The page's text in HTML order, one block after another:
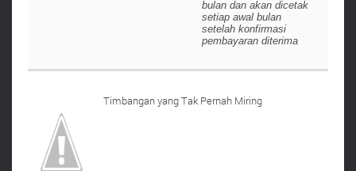
bulan dan akan dicetak
setiap awal bulan
setelah konfirmasi
pembayaran diterima
Timbangan yang Tak Pernah Miring